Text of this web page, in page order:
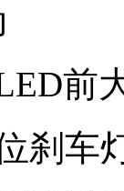
前
刹车